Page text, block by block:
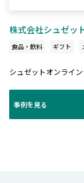
株式会社シュゼッ
食品・飲料 ギフト
シュゼットオンライ
事例を見る